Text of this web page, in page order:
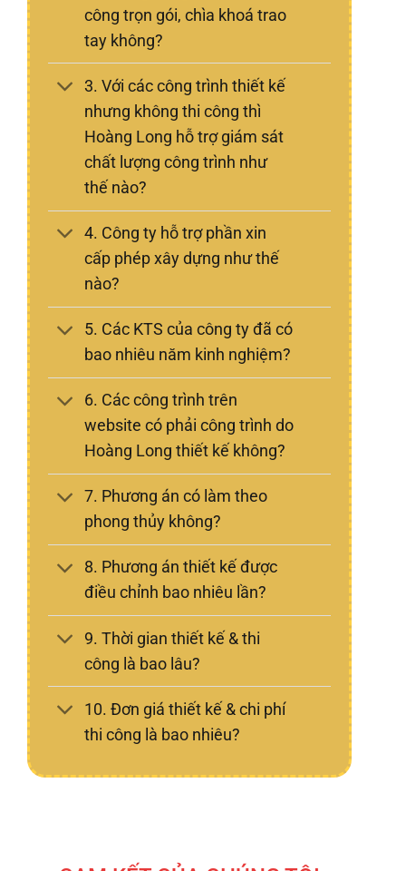
công trọn gói, chìa khoá trao
tay không?
3. Với các công trình thiết kế
nhưng không thi công thì
Hoàng Long hỗ trợ giám sát
chất lượng công trình như
thế nào?
4. Công ty hỗ trợ phần xin
cấp phép xây dựng như thế
nào?
5. Các KTS của công ty đã có
bao nhiêu năm kinh nghiệm?
6. Các công trình trên
website có phải công trình do
Hoàng Long thiết kế không?
7. Phương án có làm theo
phong thủy không?
8. Phương án thiết kế được
điều chỉnh bao nhiêu lần?
9. Thời gian thiết kế & thi
công là bao lâu?
10. Đơn giá thiết kế & chi phí
thi công là bao nhiêu?